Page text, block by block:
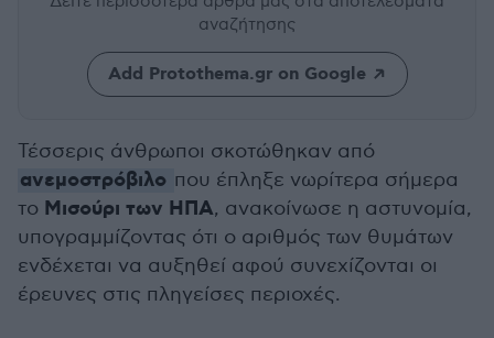
αναζήτησης
Add Protothema.gr on Google
Τέσσερις άνθρωποι σκοτώθηκαν από
ανεμοστρόβιλο που έπληξε νωρίτερα σήμερα
το Μισούρι των ΗΠΑ, ανακοίνωσε η αστυνομία,
υπογραμμίζοντας ότι ο αριθμός των θυμάτων
ενδέχεται να αυξηθεί αφού συνεχίζονται οι
έρευνες στις πληγείσες περιοχές.